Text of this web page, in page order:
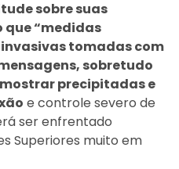
sobre suas
“medidas
tomadas com
sobretudo
precipitadas e
e controle severo de
ser enfrentado
Superiores muito em